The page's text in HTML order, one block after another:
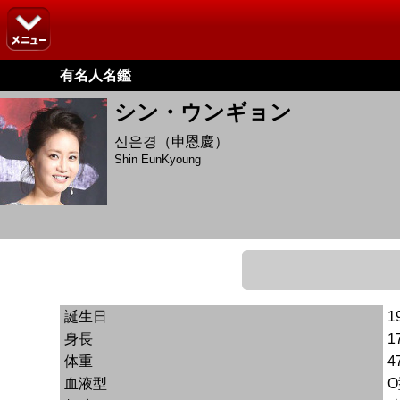
有名人名鑑
シン・ウンギョン
신은경（申恩慶）
Shin EunKyoung
誕生日
身長
体重
血液型